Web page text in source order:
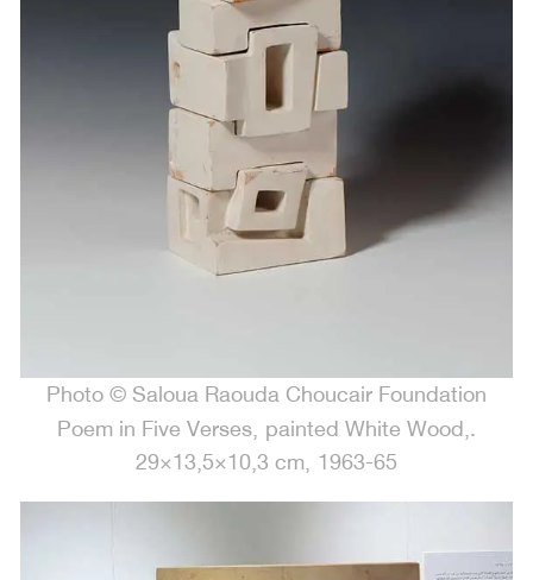
Photo © Saloua Raouda Choucair Foundation
.Poem in Five Verses, painted White Wood,
29×13,5×10,3 cm, 1963-65